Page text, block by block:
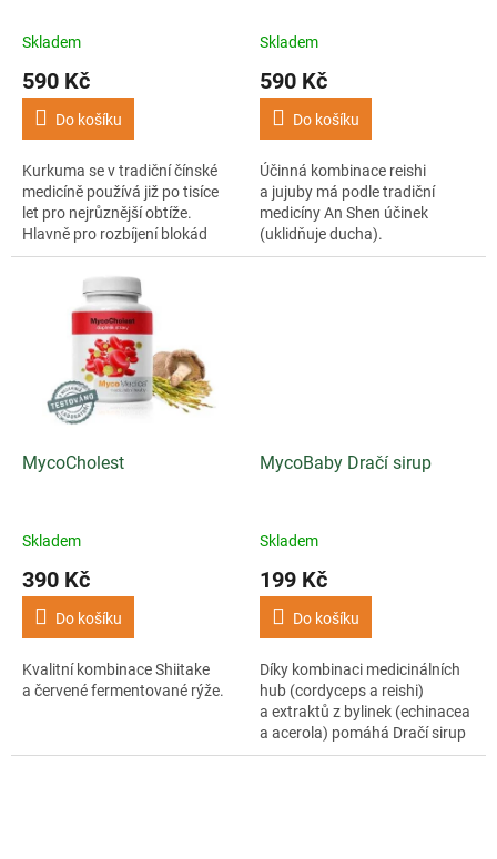
Skladem
590 Kč
Do košíku
Kurkuma se v tradiční čínské
medicíně používá již po tisíce
let pro nejrůznější obtíže.
Hlavně pro rozbíjení blokád
a pro své protizánětlivé účinky.
Skladem
590 Kč
Do košíku
Účinná kombinace reishi
a jujuby má podle tradiční
medicíny An Shen účinek
(uklidňuje ducha).
MycoCholest
Skladem
390 Kč
Do košíku
Kvalitní kombinace Shiitake
a červené fermentované rýže.
MycoBaby Dračí sirup
Skladem
199 Kč
Do košíku
Díky kombinaci medicinálních
hub (cordyceps a reishi)
a extraktů z bylinek (echinacea
a acerola) pomáhá Dračí sirup
posilovat přirozenou